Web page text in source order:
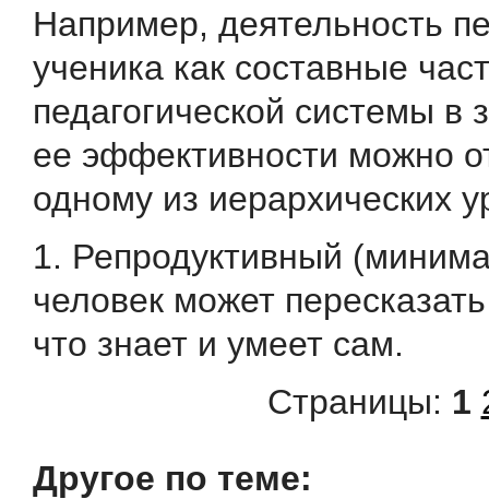
Например, деятельность
ученика как составные
педагогической системы в
ее эффективности можно
одному из иерархических
1. Репродуктивный
человек может
что знает и умеет сам.
Страницы: 1
Другое по теме: